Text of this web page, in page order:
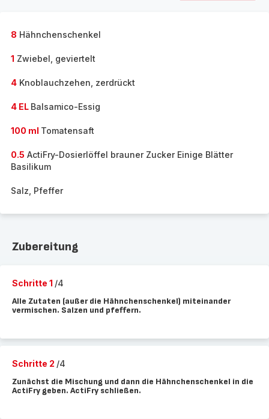
8 Hähnchenschenkel
1 Zwiebel, geviertelt
4 Knoblauchzehen, zerdrückt
4 EL Balsamico-Essig
100 ml Tomatensaft
0.5 ActiFry-Dosierlöffel brauner Zucker Einige Blätter
Basilikum
Salz, Pfeffer
Zubereitung
Schritte 1 /4
Alle Zutaten (außer die Hähnchenschenkel) miteinander
vermischen. Salzen und pfeffern.
Schritte 2 /4
Zunächst die Mischung und dann die Hähnchenschenkel in die
ActiFry geben. ActiFry schließen.